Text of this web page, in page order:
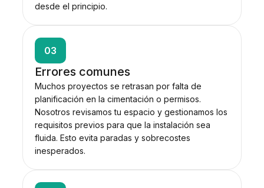
desde el principio.
03
Errores comunes
Muchos proyectos se retrasan por falta de
planificación en la cimentación o permisos.
Nosotros revisamos tu espacio y gestionamos los
requisitos previos para que la instalación sea
fluida. Esto evita paradas y sobrecostes
inesperados.